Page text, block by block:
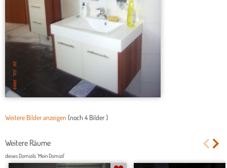
Weitere Bilder anzeigen (noch 4 Bilder)
Weitere Räume
dieses Domizils 'Mein Domizil'